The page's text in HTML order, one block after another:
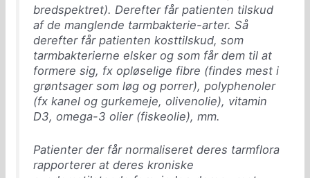
bredspektret). Derefter får patienten tilskud
af de manglende tarmbakterie-arter. Så
derefter får patienten kosttilskud, som
tarmbakterierne elsker og som får dem til at
formere sig, fx opløselige fibre (findes mest i
grøntsager som løg og porrer), polyphenoler
(fx kanel og gurkemeje, olivenolie), vitamin
D3, omega-3 olier (fiskeolie), mm.
Patienter der får normaliseret deres tarmflora
rapporterer at deres kroniske